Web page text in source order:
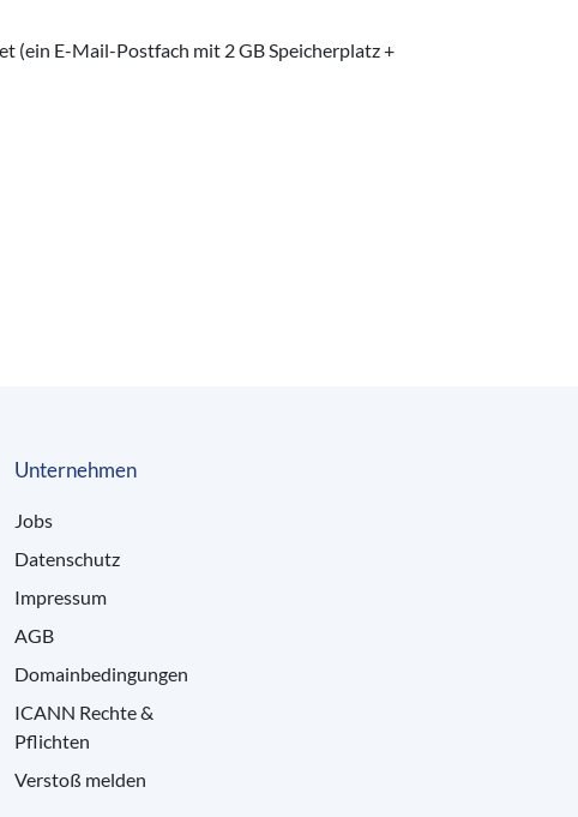
(ein E-Mail-Postfach mit 2 GB Speicherplatz +
Unternehmen
Jobs
Datenschutz
Impressum
AGB
Domainbedingungen
ICANN Rechte &
Pflichten
Verstoß melden